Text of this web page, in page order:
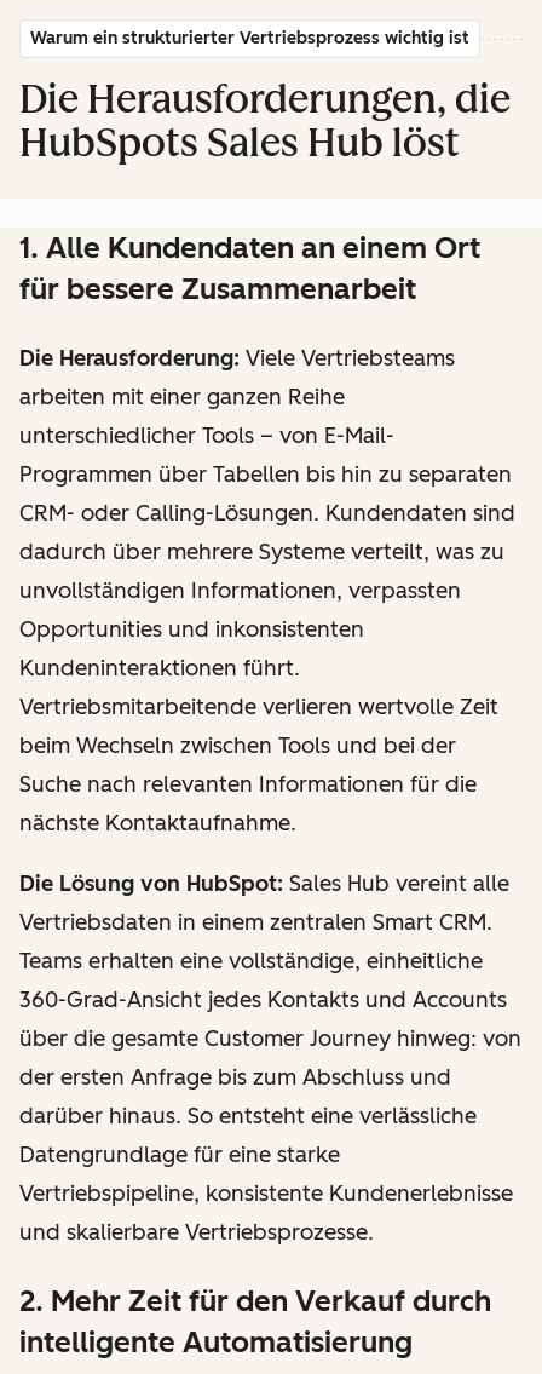
Warum ein strukturierter Vertriebsprozess wichtig ist
Die Herausforderungen, die
HubSpots Sales Hub löst
1. Alle Kundendaten an einem Ort
für bessere Zusammenarbeit
Die Herausforderung: Viele Vertriebsteams
arbeiten mit einer ganzen Reihe
unterschiedlicher Tools – von E-Mail-
Programmen über Tabellen bis hin zu separaten
CRM- oder Calling-Lösungen. Kundendaten sind
dadurch über mehrere Systeme verteilt, was zu
unvollständigen Informationen, verpassten
Opportunities und inkonsistenten
Kundeninteraktionen führt.
Vertriebsmitarbeitende verlieren wertvolle Zeit
beim Wechseln zwischen Tools und bei der
Suche nach relevanten Informationen für die
nächste Kontaktaufnahme.
Die Lösung von HubSpot: Sales Hub vereint alle
Vertriebsdaten in einem zentralen Smart CRM.
Teams erhalten eine vollständige, einheitliche
360-Grad-Ansicht jedes Kontakts und Accounts
über die gesamte Customer Journey hinweg: von
der ersten Anfrage bis zum Abschluss und
darüber hinaus. So entsteht eine verlässliche
Datengrundlage für eine starke
Vertriebspipeline, konsistente Kundenerlebnisse
und skalierbare Vertriebsprozesse.
2. Mehr Zeit für den Verkauf durch
intelligente Automatisierung